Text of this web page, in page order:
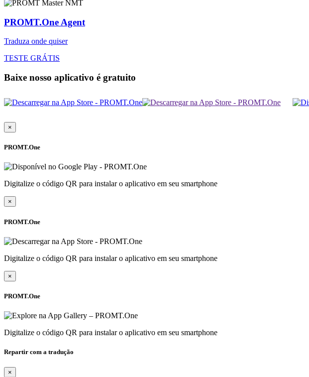
PROMT.One Agent
Traduza onde quiser
TESTE GRÁTIS
Baixe nosso aplicativo é gratuito
×
PROMT.One
Digitalize o código QR para instalar o aplicativo em seu smartphone
×
PROMT.One
Digitalize o código QR para instalar o aplicativo em seu smartphone
×
PROMT.One
Digitalize o código QR para instalar o aplicativo em seu smartphone
Repartir com a tradução
×